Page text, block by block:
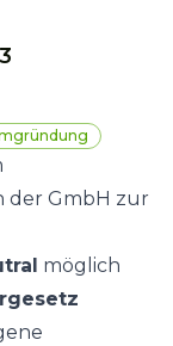
der GmbH zur
möglich